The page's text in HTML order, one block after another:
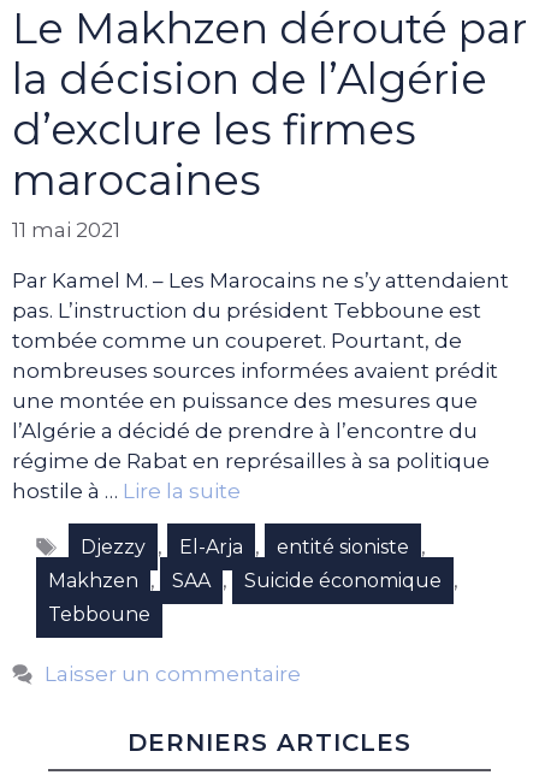
Le Makhzen dérouté par
la décision de l’Algérie
d’exclure les firmes
marocaines
11 mai 2021
Par Kamel M. – Les Marocains ne s’y attendaient
pas. L’instruction du président Tebboune est
tombée comme un couperet. Pourtant, de
nombreuses sources informées avaient prédit
une montée en puissance des mesures que
l’Algérie a décidé de prendre à l’encontre du
régime de Rabat en représailles à sa politique
hostile à … Lire la suite
Étiquettes
Djezzy , El-Arja , entité sioniste ,
Makhzen , SAA , Suicide économique ,
Tebboune
Laisser un commentaire
DERNIERS ARTICLES